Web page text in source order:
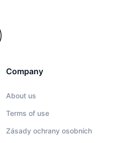
Company
About us
Terms of use
Zásady ochrany osobních